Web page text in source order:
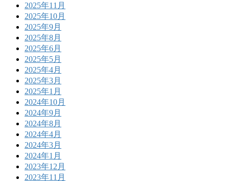
2025年11月
2025年10月
2025年9月
2025年8月
2025年6月
2025年5月
2025年4月
2025年3月
2025年1月
2024年10月
2024年9月
2024年8月
2024年4月
2024年3月
2024年1月
2023年12月
2023年11月